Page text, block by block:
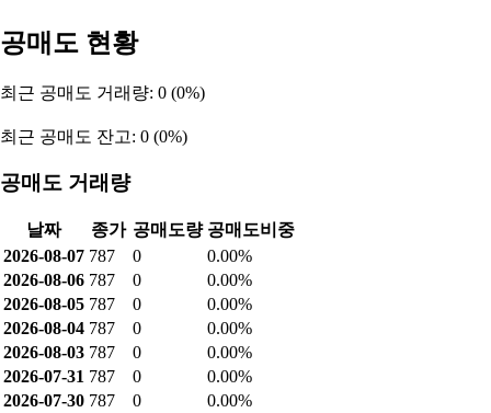
공매도 현황
최근 공매도 거래량: 0 (0%)
최근 공매도 잔고: 0 (0%)
공매도 거래량
날짜 종가 공매도량 공매도비중
2026-08-07 787 0
0.00%
2026-08-06 787 0
0.00%
2026-08-05 787 0
0.00%
2026-08-04 787 0
0.00%
2026-08-03 787 0
0.00%
2026-07-31 787 0
0.00%
2026-07-30 787 0
0.00%